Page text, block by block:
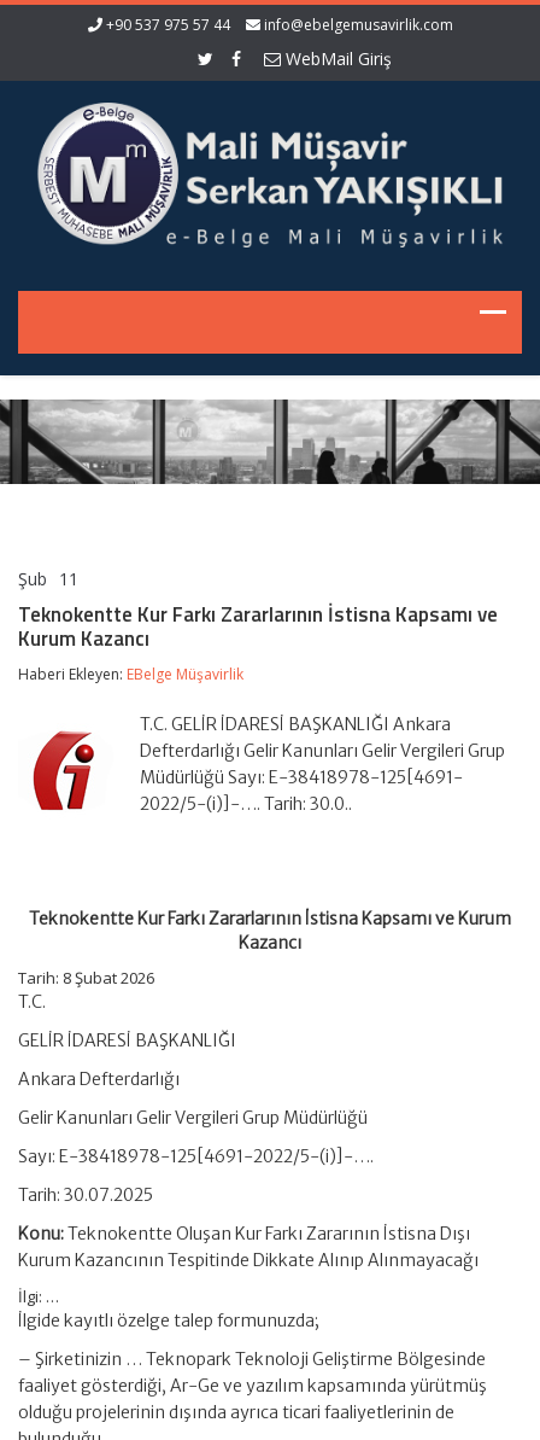
+90 537 975 57 44 info@ebelgemusavirlik.com
WebMail Giriş
Şub 11
Farkı
Zararlarının
Kapsamı
Kurum
Kazancı
Teknokentte Kur Farkı Zararlarının İstisna Kapsamı ve
Kurum Kazancı
Haberi Ekleyen: EBelge Müşavirlik
T.C. GELİR İDARESİ BAŞKANLIĞI Ankara
Defterdarlığı Gelir Kanunları Gelir Vergileri Grup
Müdürlüğü Sayı: E-38418978-125[4691-
2022/5-(i)]-…. Tarih: 30.0..
Teknokentte Kur Farkı Zararlarının İstisna Kapsamı ve Kurum
Kazancı
Tarih: 8 Şubat 2026
T.C.
GELİR İDARESİ BAŞKANLIĞI
Ankara Defterdarlığı
Gelir Kanunları Gelir Vergileri Grup Müdürlüğü
Sayı: E-38418978-125[4691-2022/5-(i)]-….
Tarih: 30.07.2025
Konu:Teknokentte Oluşan Kur Farkı Zararının İstisna Dışı
Kurum Kazancının Tespitinde Dikkate Alınıp Alınmayacağı
İlgi: …
İlgide kayıtlı özelge talep formunuzda;
– Şirketinizin … Teknopark Teknoloji Geliştirme Bölgesinde
faaliyet gösterdiği, Ar-Ge ve yazılım kapsamında yürütmüş
olduğu projelerinin dışında ayrıca ticari faaliyetlerinin de